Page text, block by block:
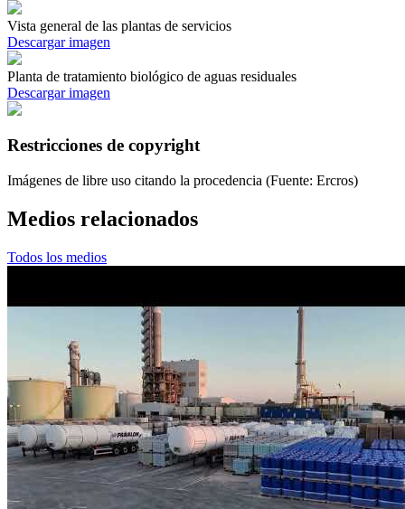
Vista general de las plantas de servicios
Descargar imagen
Planta de tratamiento biológico de aguas residuales
Descargar imagen
Restricciones de copyright
Imágenes de libre uso citando la procedencia (Fuente: Ercros)
Medios relacionados
Todos los medios